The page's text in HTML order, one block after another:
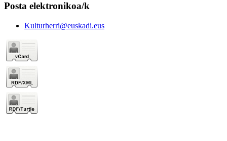
Posta elektronikoa/k
Kulturherri@euskadi.eus